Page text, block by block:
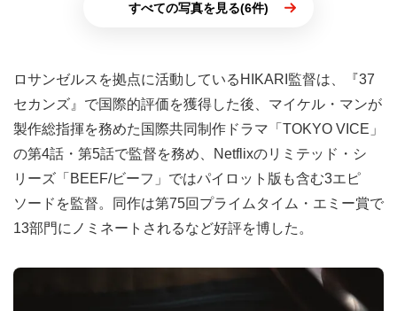
すべての写真を見る(6件)
ロサンゼルスを拠点に活動しているHIKARI監督は、『37
セカンズ』で国際的評価を獲得した後、マイケル・マンが
製作総指揮を務めた国際共同制作ドラマ「TOKYO VICE」
の第4話・第5話で監督を務め、Netflixのリミテッド・シ
リーズ「BEEF/ビーフ」ではパイロット版も含む3エピ
ソードを監督。同作は第75回プライムタイム・エミー賞で
13部門にノミネートされるなど好評を博した。